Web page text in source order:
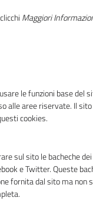
di
Maggiori
le funzioni base del
alle aree riservate. Il
cookies.
sul sito le bacheche
e Twitter. Queste
fornita dal sito ma non